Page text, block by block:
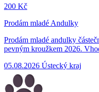
200 Kč
Prodám mladé Andulky
Prodám mladé andulky
pevným kroužkem 2026.
05.08.2026 Ústecký kraj